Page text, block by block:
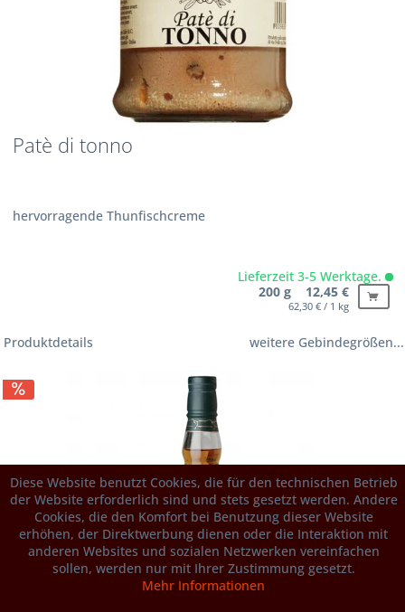
Patè di tonno
hervorragende Thunfischcreme
Lieferzeit 3-5 Werktage.
200 g 12,45 €
62,30 € / 1 kg
Produktdetails weitere Gebindegrößen...
Diese Website benutzt Cookies, die für den technischen Betrieb
der Website erforderlich sind und stets gesetzt werden. Andere
Cookies, die den Komfort bei Benutzung dieser Website
erhöhen, der Direktwerbung dienen oder die Interaktion mit
anderen Websites und sozialen Netzwerken vereinfachen
sollen, werden nur mit Ihrer Zustimmung gesetzt.
Mehr Informationen